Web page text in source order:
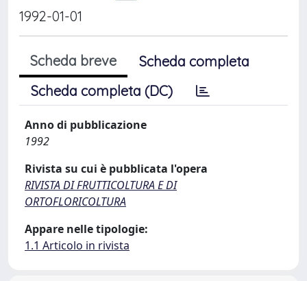
1992-01-01
Scheda breve
Scheda completa
Scheda completa (DC)
Anno di pubblicazione
1992
Rivista su cui è pubblicata l'opera
RIVISTA DI FRUTTICOLTURA E DI
ORTOFLORICOLTURA
Appare nelle tipologie:
1.1 Articolo in rivista